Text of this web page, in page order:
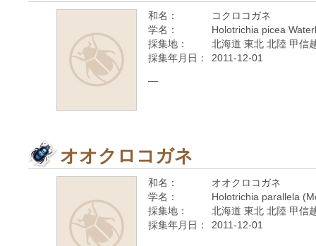
和名：
コクロコガネ
学名：
Holotrichia picea
採集地：
北海道 東北 北陸 甲信
採集年月日：
2011-12-01
—
オオクロコガネ
和名：
オオクロコガネ
学名：
Holotrichia parallela
採集地：
北海道 東北 北陸 甲信
採集年月日：
2011-12-01